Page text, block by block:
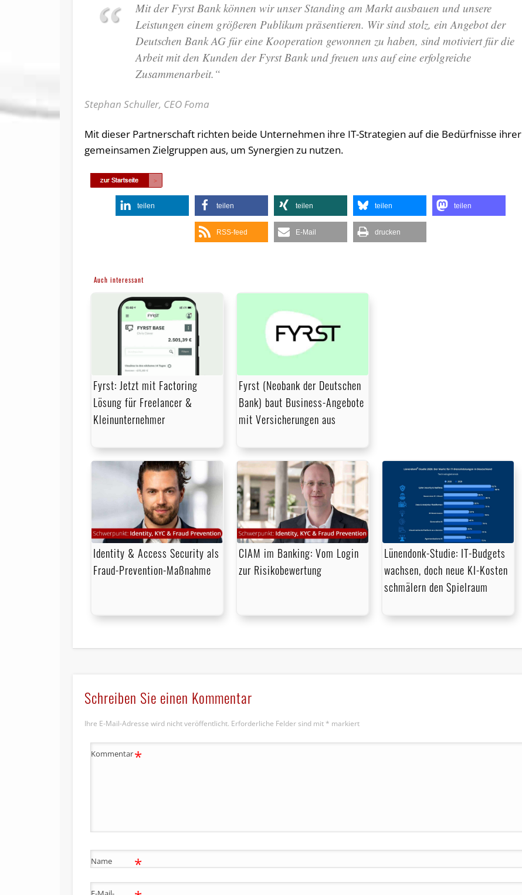
Mit der Fyrst Bank können wir unser Standing am Markt ausbauen und unsere
Leistungen einem größeren Publikum präsentieren. Wir sind stolz, ein Angebot der
Deutschen Bank AG für eine Kooperation gewonnen zu haben, sind motiviert für die
Arbeit mit den Kunden der Fyrst Bank und freuen uns auf eine erfolgreiche
Zusammenarbeit.“
Stephan Schuller, CEO Foma
Mit dieser Partnerschaft richten beide Unternehmen ihre IT-Strategien auf die Bedürfnisse ihrer
gemeinsamen Zielgruppen aus, um Synergien zu nutzen.
teilen teilen teilen teilen teilen
RSS-feed E-Mail drucken
Auch interessant
Fyrst: Jetzt mit Factoring
Lösung für Freelancer &
Kleinunternehmer
Fyrst (Neobank der Deutschen
Bank) baut Business-Angebote
mit Versicherungen aus
Identity & Access Security als
Fraud-Prevention-Maßnahme
CIAM im Banking: Vom Login
zur Risikobewertung
Lünendonk-Studie: IT-Budgets
wachsen, doch neue KI-Kosten
schmälern den Spielraum
Schreiben Sie einen Kommentar
Ihre E-Mail-Adresse wird nicht veröffentlicht. Erforderliche Felder sind mit * markiert
Kommentar*
Name *